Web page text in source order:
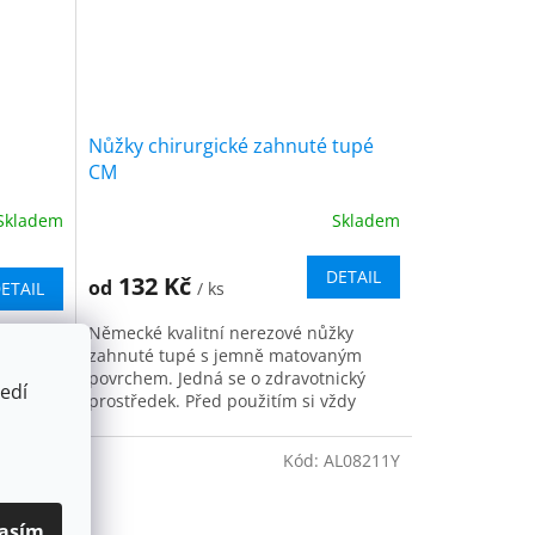
Nůžky chirurgické zahnuté tupé
CM
Skladem
od 132 Kč / ks
DETAIL
Německé kvalitní nerezové nůžky
zahnuté tupé s jemně matovaným
povrchem. Jedná se o zdravotnický
prostředek. Před použitím si vždy
Kód: AL08211Y